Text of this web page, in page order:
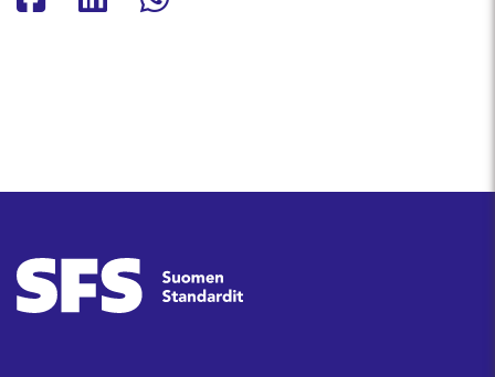
Jaa Facebookissa
Jaa Linkedinissä
Jaa Whatsappissa